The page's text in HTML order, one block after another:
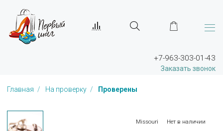
+7-963-303-01-43
Заказать звонок
Главная На проверку Проверены
Missouri Нет в наличии